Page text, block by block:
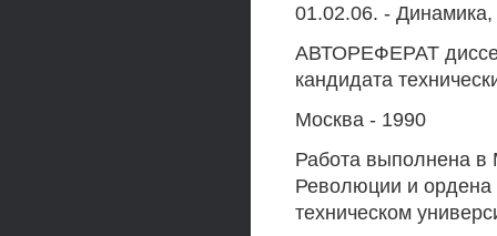
01.02.06. -
АВТОРЕФЕРАТ
кандидата
Москва - 1990
Работа выполнена в
Революции и ордена
техническом